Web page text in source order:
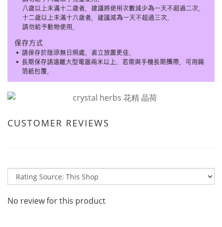
CUSTOMER REVIEWS
No review for this product